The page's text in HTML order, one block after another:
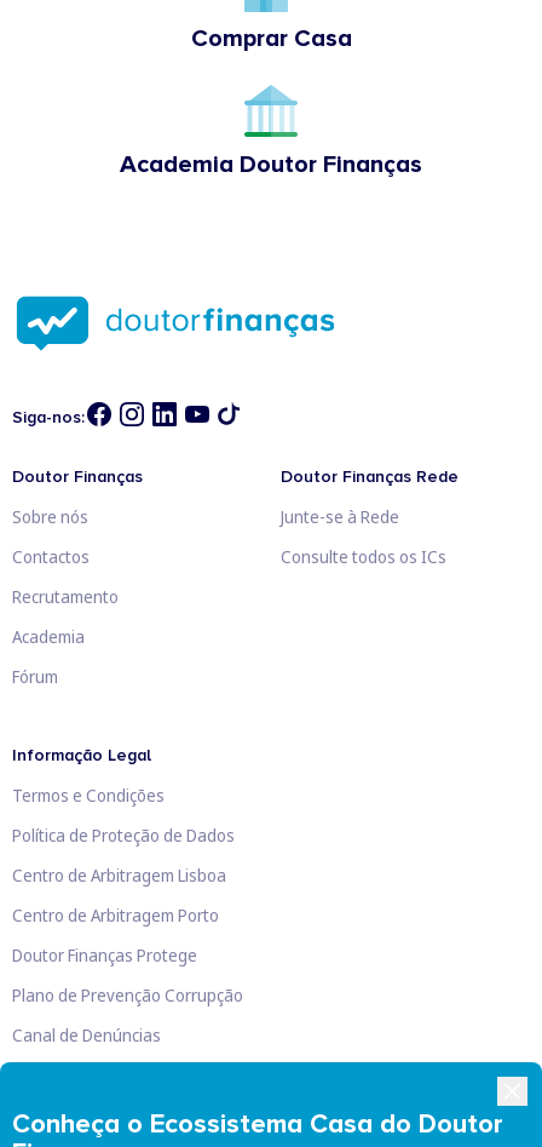
Comprar Casa
Academia Doutor Finanças
Conheça o Ecossistema Casa do Doutor
Siga-nos:
Doutor Finanças
Sobre nós
Contactos
Recrutamento
Academia
Fórum
Doutor Finanças Rede
Junte-se à Rede
Consulte todos os ICs
Informação Legal
Termos e Condições
Política de Proteção de Dados
Centro de Arbitragem Lisboa
Centro de Arbitragem Porto
Doutor Finanças Protege
Plano de Prevenção Corrupção
Canal de Denúncias